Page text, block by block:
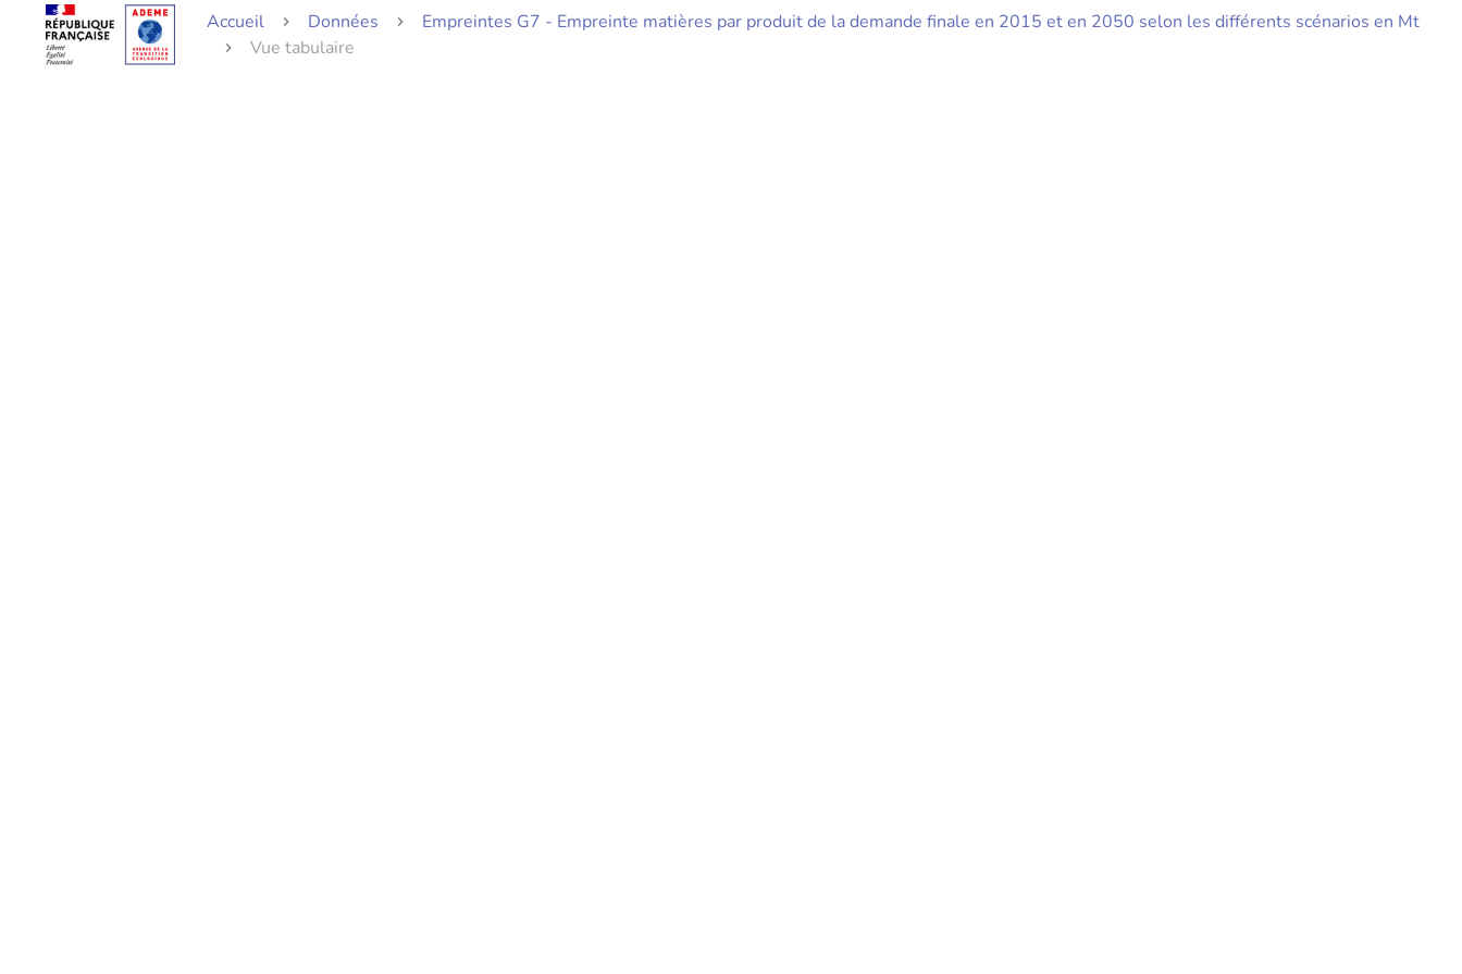
Accueil Données
Empreintes G7 - Empreinte matières par produit de la demande finale en 2015 et en 2050 selon les différents scénarios en Mt
Vue tabulaire